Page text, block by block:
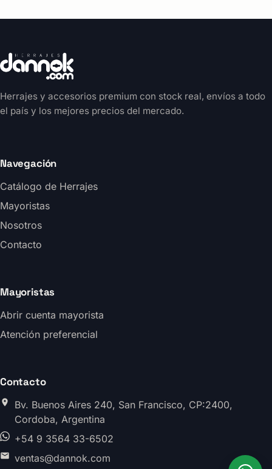
Herrajes y accesorios premium con stock real, envíos a todo
el país y los mejores precios del mercado.
Navegación
Catálogo de Herrajes
Mayoristas
Nosotros
Contacto
Mayoristas
Abrir cuenta mayorista
Atención preferencial
Contacto
Bv. Buenos Aires 240, San Francisco, CP:2400,
Cordoba, Argentina
+54 9 3564 33-6502
ventas@dannok.com